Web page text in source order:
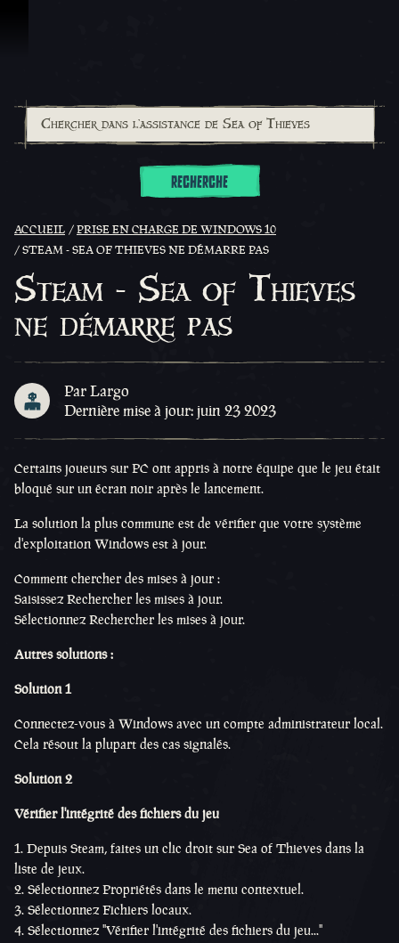
RECHERCHE
ACCUEIL
PRISE EN CHARGE DE WINDOWS 10
STEAM - SEA OF THIEVES NE DÉMARRE PAS
Steam - Sea of Thieves
ne démarre pas
Par Largo
Dernière mise à jour: juin 23 2023
Certains joueurs sur PC ont appris à notre équipe que le jeu était
bloqué sur un écran noir après le lancement.
La solution la plus commune est de vérifier que votre système
d'exploitation Windows est à jour.
Comment chercher des mises à jour :
Saisissez Rechercher les mises à jour.
Sélectionnez Rechercher les mises à jour.
Autres solutions :
Solution 1
Connectez-vous à Windows avec un compte administrateur local.
Cela résout la plupart des cas signalés.
Solution 2
Vérifier l'intégrité des fichiers du jeu
Depuis Steam, faites un clic droit sur Sea of Thieves dans la
liste de jeux.
Sélectionnez Propriétés dans le menu contextuel.
Sélectionnez Fichiers locaux.
Sélectionnez "Vérifier l'intégrité des fichiers du jeu..."